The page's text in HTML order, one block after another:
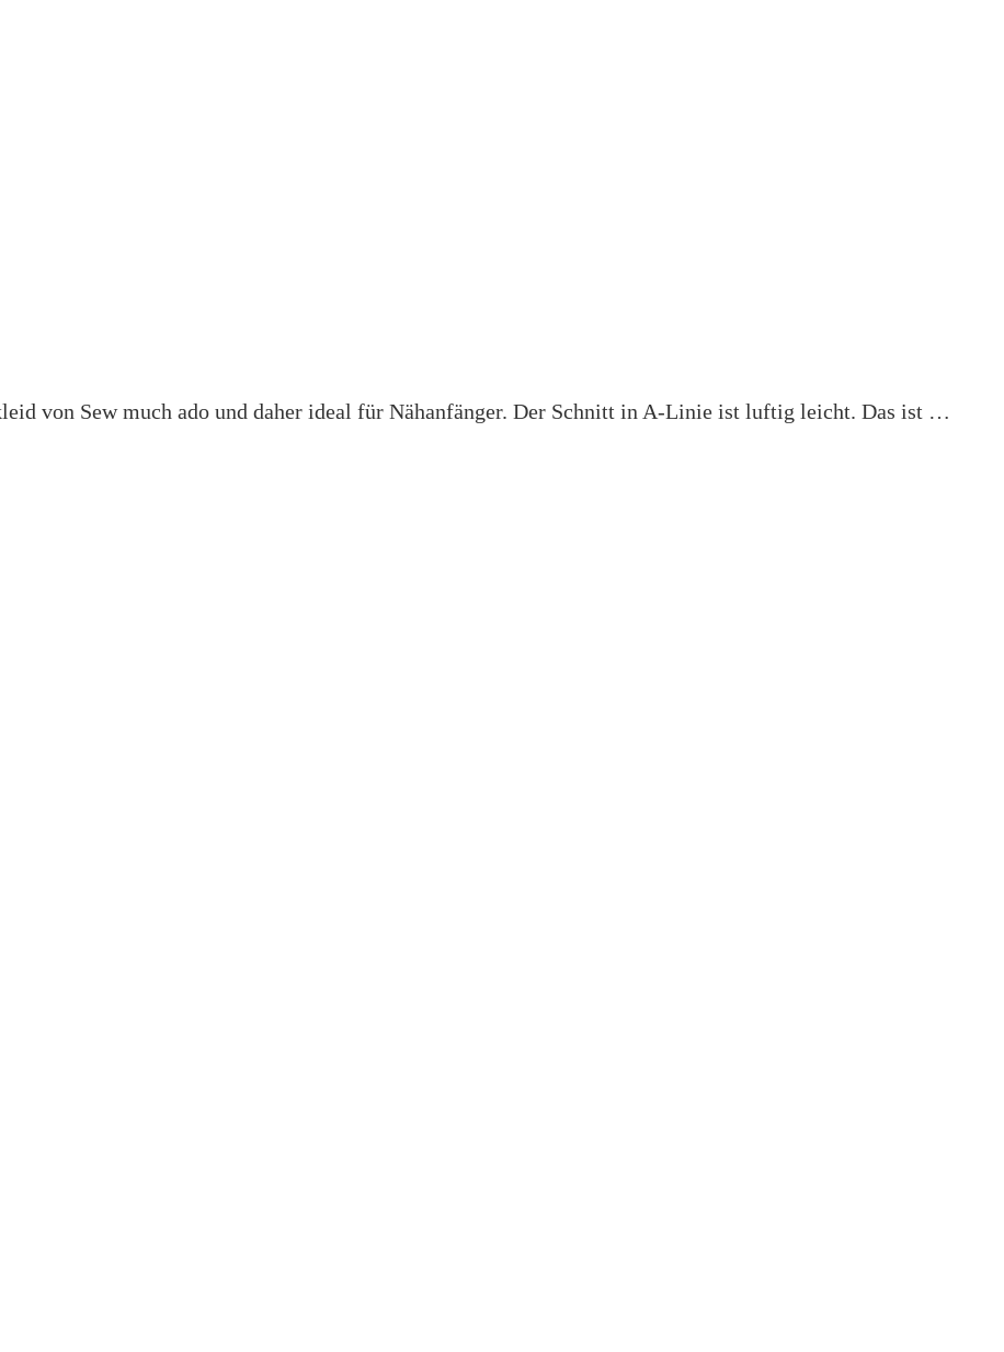
von Sew much ado und daher ideal für Nähanfänger. Der Schnitt in A-Linie ist luftig leicht. Das ist …